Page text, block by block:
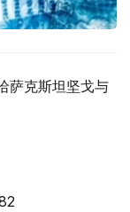
萨克斯坦坚戈与